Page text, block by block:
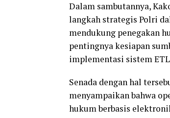
Dalam sambutannya,
langkah strategis Polri
mendukung penegakan
pentingnya kesiapan
implementasi sistem
Senada dengan hal
menyampaikan bahwa
hukum berbasis